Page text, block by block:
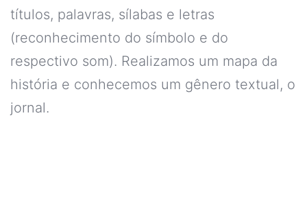
títulos, palavras, sílabas e letras
(reconhecimento do símbolo e do
respectivo som). Realizamos um mapa da
história e conhecemos um gênero textual, o
jornal.